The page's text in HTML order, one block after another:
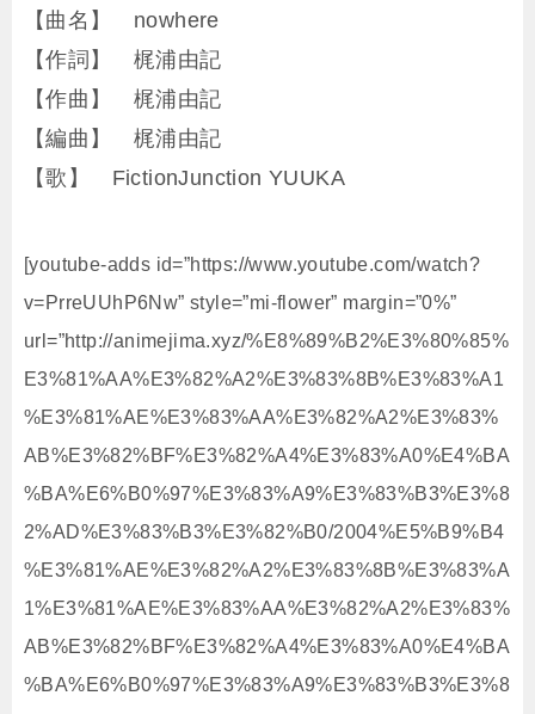
【曲名】 nowhere
【作詞】 梶浦由記
【作曲】 梶浦由記
【編曲】 梶浦由記
【歌】 FictionJunction YUUKA
[youtube-adds id=”https://www.youtube.com/watch?
v=PrreUUhP6Nw” style=”mi-flower” margin=”0%”
url=”http://animejima.xyz/%E8%89%B2%E3%80%85%
E3%81%AA%E3%82%A2%E3%83%8B%E3%83%A1
%E3%81%AE%E3%83%AA%E3%82%A2%E3%83%
AB%E3%82%BF%E3%82%A4%E3%83%A0%E4%BA
%BA%E6%B0%97%E3%83%A9%E3%83%B3%E3%8
2%AD%E3%83%B3%E3%82%B0/2004%E5%B9%B4
%E3%81%AE%E3%82%A2%E3%83%8B%E3%83%A
1%E3%81%AE%E3%83%AA%E3%82%A2%E3%83%
AB%E3%82%BF%E3%82%A4%E3%83%A0%E4%BA
%BA%E6%B0%97%E3%83%A9%E3%83%B3%E3%8